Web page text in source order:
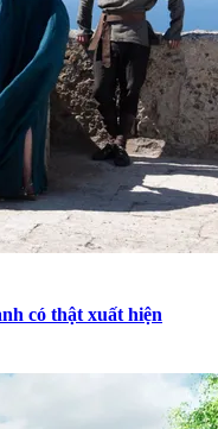
có thật xuất hiện